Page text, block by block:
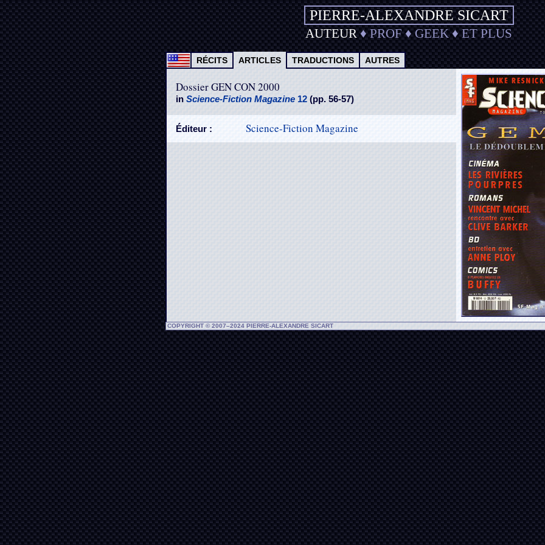
PIERRE-ALEXANDRE SICART
AUTEUR♦PROF♦GEEK♦ET PLUS
RÉCITS ARTICLES TRADUCTIONS AUTRES
Dossier GEN CON 2000
in Science-Fiction Magazine 12 (pp. 56-57)
Éditeur : Science-Fiction Magazine
COPYRIGHT © 2007–2024 PIERRE-ALEXANDRE SICART